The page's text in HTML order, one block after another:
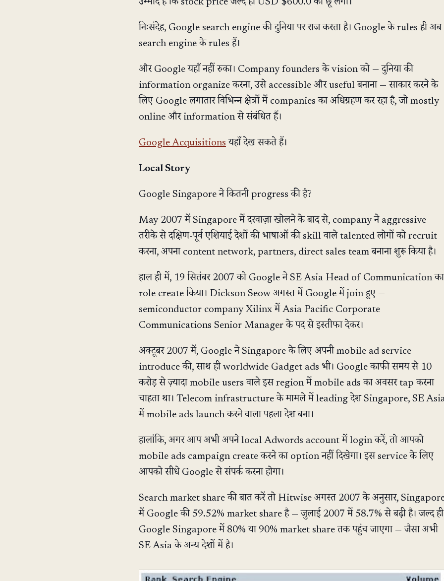
निःसंदेह, Google search engine की दुनिया पर राज करता है। Google के rules ही अब
search engine के rules हैं।
और Google यहाँ नहीं रुका। Company founders के vision को — दुनिया की
information organize करना, उसे accessible और useful बनाना — साकार करने के
लिए Google लगातार विभिन्न क्षेत्रों में companies का अधिग्रहण कर रहा है, जो mostly
online और information से संबंधित हैं।
Google Acquisitions यहाँ देख सकते हैं।
Local Story
Google Singapore ने कितनी progress की है?
May 2007 में Singapore में दरवाज़ा खोलने के बाद से, company ने aggressive
तरीके से दक्षिण-पूर्व एशियाई देशों की भाषाओं की skill वाले talented लोगों को recruit
करना, अपना content network, partners, direct sales team बनाना शुरू किया है।
हाल ही में, 19 सितंबर 2007 को Google ने SE Asia Head of Communication का
role create किया। Dickson Seow अगस्त में Google में join हुए —
semiconductor company Xilinx में Asia Pacific Corporate
Communications Senior Manager के पद से इस्तीफा देकर।
अक्टूबर 2007 में, Google ने Singapore के लिए अपनी mobile ad service
introduce की, साथ ही worldwide Gadget ads भी। Google काफी समय से 10
करोड़ से ज़्यादा mobile users वाले इस region में mobile ads का अवसर tap करना
चाहता था। Telecom infrastructure के मामले में leading देश Singapore, SE
में mobile ads launch करने वाला पहला देश बना।
हालांकि, अगर आप अभी अपने local Adwords account में login करें, तो आपको
mobile ads campaign create करने का option नहीं दिखेगा। इस service के लिए
आपको सीधे Google से संपर्क करना होगा।
Search market share की बात करें तो Hitwise अगस्त 2007 के अनुसार,
में Google की 59.52% market share है — जुलाई 2007 में 58.7% से बढ़ी है। जल्द ही
Google Singapore में 80% या 90% market share तक पहुंच जाएगा — जैसा अभी
SE Asia के अन्य देशों में है।